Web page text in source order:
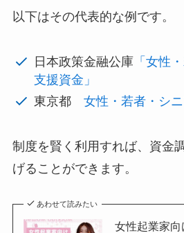
以下はその代表的な例です。
日本政策金融公庫 「女性
支援資金」
東京都女性・若者・シ
制度を賢く利用すれば、資金
げることができます。
あわせて読みたい
女性起業家